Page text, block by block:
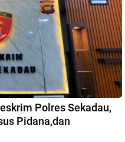
Polres Sekadau,
Pidana,dan